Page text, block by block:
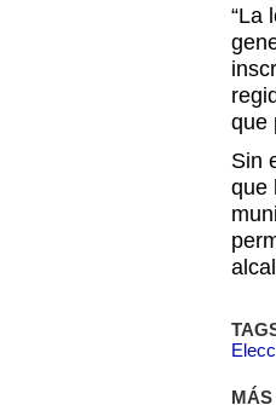
“La
que
Sin
que